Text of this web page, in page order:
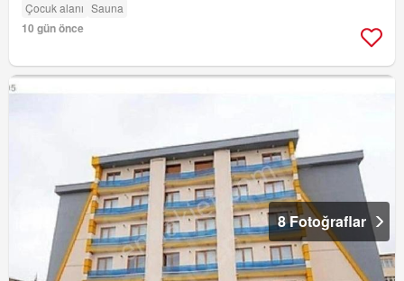
Çocuk alanı Sauna
10 gün önce
8 Fotoğraflar